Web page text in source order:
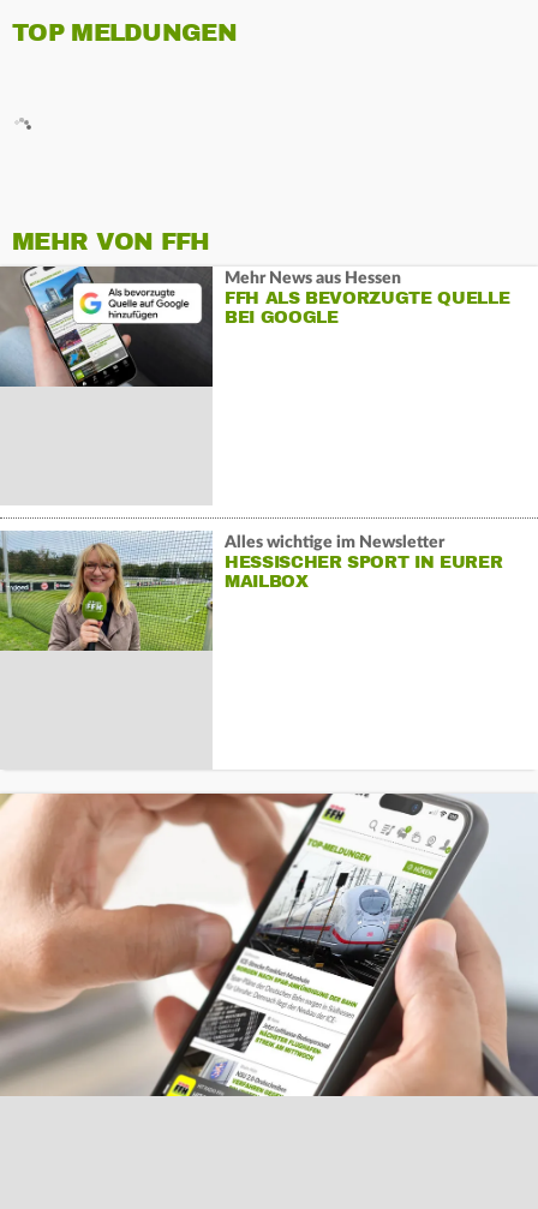
TOP MELDUNGEN
MEHR VON FFH
Mehr News aus Hessen
FFH ALS BEVORZUGTE QUELLE
BEI GOOGLE
Alles wichtige im Newsletter
HESSISCHER SPORT IN EURER
MAILBOX